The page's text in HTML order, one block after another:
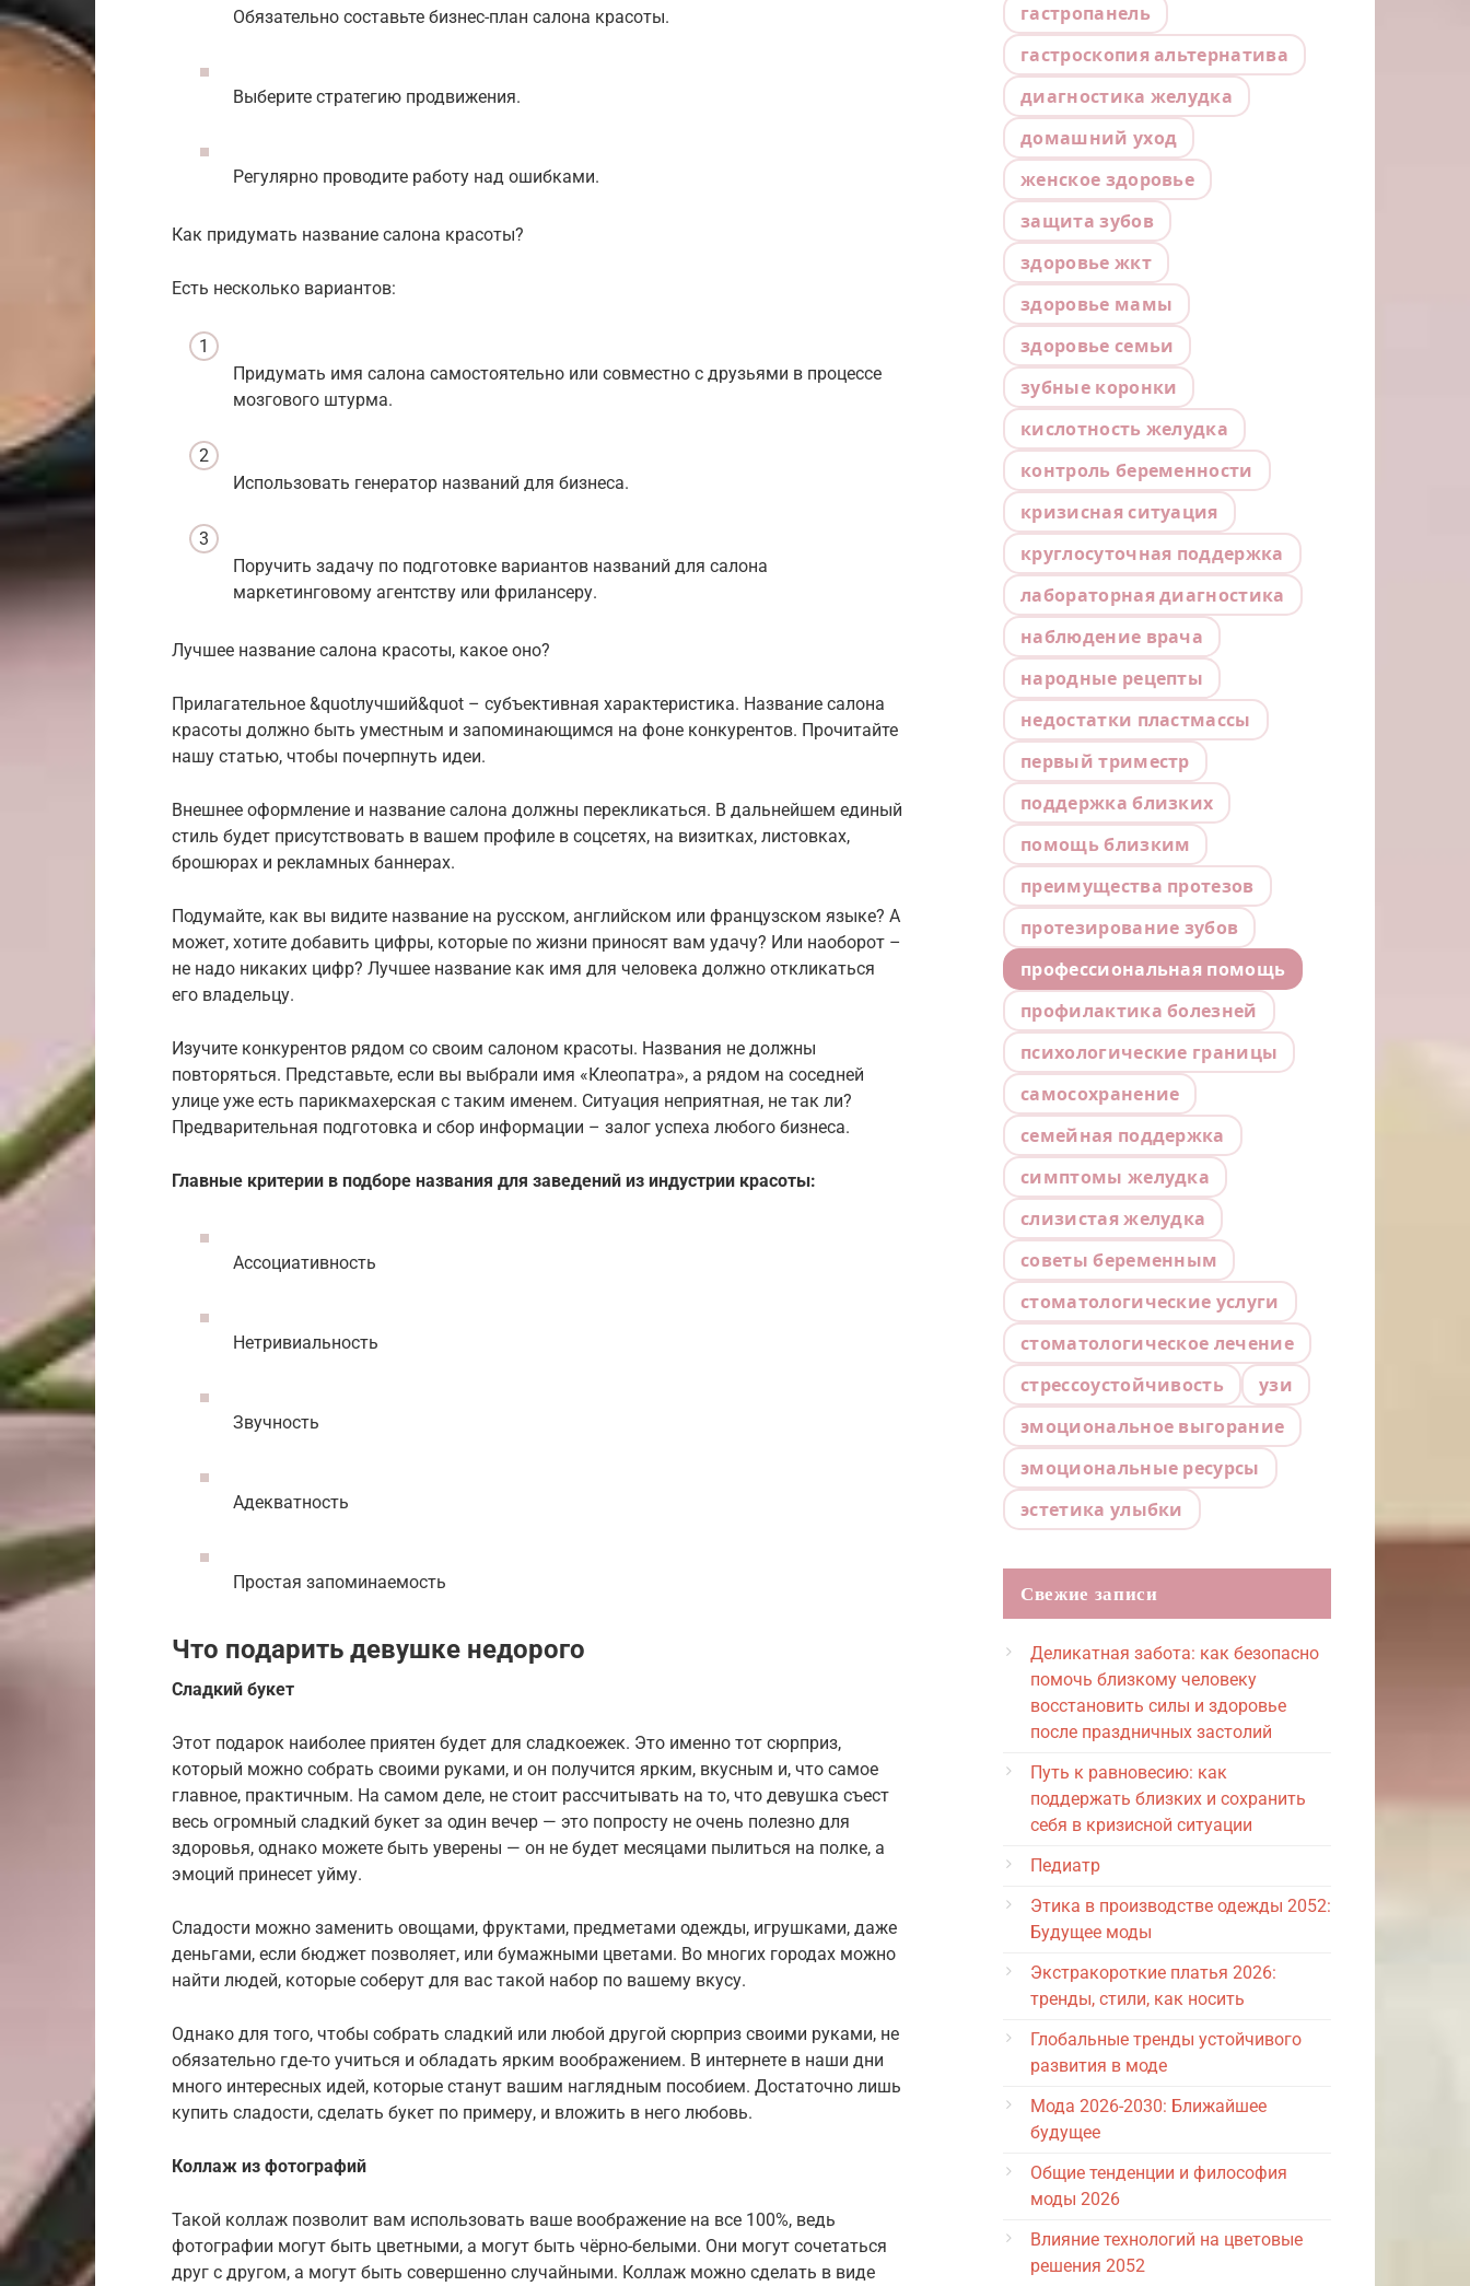
Обязательно составьте бизнес-план салона красоты.
Выберите стратегию продвижения.
Регулярно проводите работу над ошибками.
Как придумать название салона красоты?
Есть несколько вариантов:
Придумать имя салона самостоятельно или совместно с друзьями в процессе
мозгового штурма.
Использовать генератор названий для бизнеса.
Поручить задачу по подготовке вариантов названий для салона
маркетинговому агентству или фрилансеру.
Лучшее название салона красоты, какое оно?
Прилагательное &quotлучший&quot – субъективная характеристика. Название салона
красоты должно быть уместным и запоминающимся на фоне конкурентов. Прочитайте
нашу статью, чтобы почерпнуть идеи.
Внешнее оформление и название салона должны перекликаться. В дальнейшем единый
стиль будет присутствовать в вашем профиле в соцсетях, на визитках, листовках,
брошюрах и рекламных баннерах.
Подумайте, как вы видите название на русском, английском или французском языке? А
может, хотите добавить цифры, которые по жизни приносят вам удачу? Или наоборот –
не надо никаких цифр? Лучшее название как имя для человека должно откликаться
его владельцу.
Изучите конкурентов рядом со своим салоном красоты. Названия не должны
повторяться. Представьте, если вы выбрали имя «Клеопатра», а рядом на соседней
улице уже есть парикмахерская с таким именем. Ситуация неприятная, не так ли?
Предварительная подготовка и сбор информации – залог успеха любого бизнеса.
Главные критерии в подборе названия для заведений из индустрии красоты:
Ассоциативность
Нетривиальность
Звучность
Адекватность
Простая запоминаемость
Что подарить девушке недорого
Сладкий букет
Этот подарок наиболее приятен будет для сладкоежек. Это именно тот сюрприз,
который можно собрать своими руками, и он получится ярким, вкусным и, что самое
главное, практичным. На самом деле, не стоит рассчитывать на то, что девушка съест
весь огромный сладкий букет за один вечер — это попросту не очень полезно для
здоровья, однако можете быть уверены — он не будет месяцами пылиться на полке, а
эмоций принесет уйму.
Сладости можно заменить овощами, фруктами, предметами одежды, игрушками, даже
деньгами, если бюджет позволяет, или бумажными цветами. Во многих городах можно
найти людей, которые соберут для вас такой набор по вашему вкусу.
Однако для того, чтобы собрать сладкий или любой другой сюрприз своими руками, не
обязательно где-то учиться и обладать ярким воображением. В интернете в наши дни
много интересных идей, которые станут вашим наглядным пособием. Достаточно лишь
купить сладости, сделать букет по примеру, и вложить в него любовь.
Коллаж из фотографий
Такой коллаж позволит вам использовать ваше воображение на все 100%, ведь
фотографии могут быть цветными, а могут быть чёрно-белыми. Они могут сочетаться
друг с другом, а могут быть совершенно случайными. Коллаж можно сделать в виде
гастропанель
гастроскопия альтернатива
диагностика желудка
домашний уход
женское здоровье
защита зубов
здоровье жкт
здоровье мамы
здоровье семьи
зубные коронки
кислотность желудка
контроль беременности
кризисная ситуация
круглосуточная поддержка
лабораторная диагностика
наблюдение врача
народные рецепты
недостатки пластмассы
первый триместр
поддержка близких
помощь близким
преимущества протезов
протезирование зубов
профессиональная помощь
профилактика болезней
психологические границы
самосохранение
семейная поддержка
симптомы желудка
слизистая желудка
советы беременным
стоматологические услуги
стоматологическое лечение
стрессоустойчивость
узи
эмоциональное выгорание
эмоциональные ресурсы
эстетика улыбки
Свежие записи
Деликатная забота: как безопасно
помочь близкому человеку
восстановить силы и здоровье
после праздничных застолий
Путь к равновесию: как
поддержать близких и сохранить
себя в кризисной ситуации
Педиатр
Этика в производстве одежды 2052:
Будущее моды
Экстракороткие платья 2026:
тренды, стили, как носить
Глобальные тренды устойчивого
развития в моде
Мода 2026-2030: Ближайшее
будущее
Общие тенденции и философия
моды 2026
Влияние технологий на цветовые
решения 2052